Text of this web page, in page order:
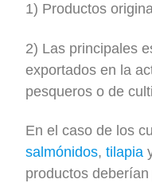
1) Productos
2) Las principales
exportados en la
pesqueros o de
En el caso de los
salmónidos,tilapia
productos